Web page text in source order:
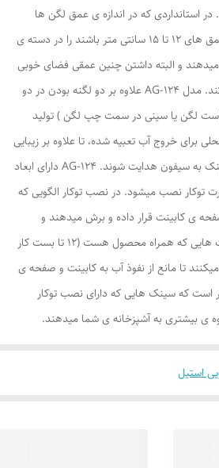
در استانداردی که در اندازه ی عمق لگن ها
وجود دارد لگن هایی که در عمق های 12 تا 15 سانتی متر باشند را در دسته ی
و البته داشتن چنین عمقی فضای خوبی
را برای شست و شو ایجاد میکند. مدل AG-124 علاوه بر دو لگنه بودن در دو
لگن یا سینی در سمت چپ لگن ) تولید
برای خروج آب تعبیه شده، تا علاوه بر زیبایی
آب های اضافی موجود در سینک به سیفون هدایت شوند. AG-124 دارای ابعاد
به صورت توکار نصب میشود. در نصب توکار الگویی که
ی کابینت قرار داده و برش میدهند و
سینک را با نوار آببندی و بست هایی که همراه محصول هست (12 تا بست کار
تا مانع از نفوذ آب به کابینت و صفحه ی
است که سینک هایی که دارای نصب توکار
ی بیشتری به آشپزخانه ی شما میدهند.
استیل